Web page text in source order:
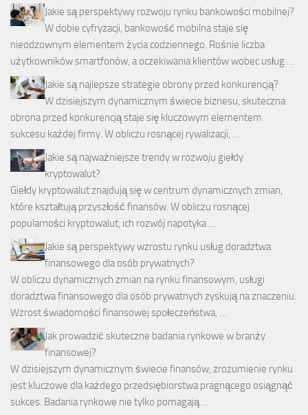
Jakie są perspektywy rozwoju rynku bankowości mobilnej?
W dobie cyfryzacji, bankowość mobilna staje się
nieodzownym elementem życia codziennego. Rośnie liczba
użytkowników smartfonów, a oczekiwania klientów wobec usług …
Jakie są najlepsze strategie obrony przed konkurencją?
W dzisiejszym dynamicznym świecie biznesu, skuteczna
obrona przed konkurencją staje się kluczowym elementem
sukcesu każdej firmy. W obliczu rosnącej rywalizacji, …
Jakie są najważniejsze trendy w rozwoju giełdy
kryptowalut?
Giełdy kryptowalut znajdują się w centrum dynamicznych zmian,
które kształtują przyszłość finansów. W obliczu rosnącej
popularności kryptowalut, ich rozwój napotyka …
Jakie są perspektywy wzrostu rynku usług doradztwa
finansowego dla osób prywatnych?
W obliczu dynamicznych zmian na rynku finansowym, usługi
doradztwa finansowego dla osób prywatnych zyskują na znaczeniu.
Wzrost świadomości finansowej społeczeństwa, …
Jak prowadzić skuteczne badania rynkowe w branży
finansowej?
W dzisiejszym dynamicznym świecie finansów, zrozumienie rynku
jest kluczowe dla każdego przedsiębiorstwa pragnącego osiągnąć
sukces. Badania rynkowe nie tylko pomagają …